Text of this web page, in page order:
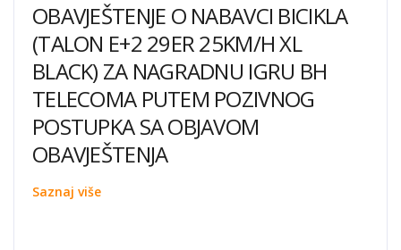
OBAVJEŠTENJE O NABAVCI BICIKLA
(TALON E+2 29ER 25KM/H XL
BLACK) ZA NAGRADNU IGRU BH
TELECOMA PUTEM POZIVNOG
POSTUPKA SA OBJAVOM
OBAVJEŠTENJA
Saznaj više